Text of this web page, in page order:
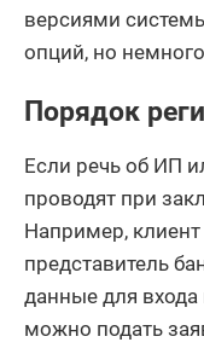
версиями
опций, но
Порядок
Если речь об ИП
проводят при
Например,
представитель
данные для
можно подать